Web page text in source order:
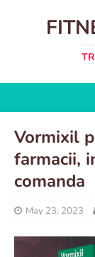
Vormixil
farmacii,
comanda
May 23, 2023